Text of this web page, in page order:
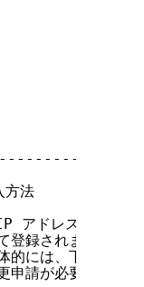
方法
アドレスが割り
登録されます。以
的には、下記に示
請が必要です。